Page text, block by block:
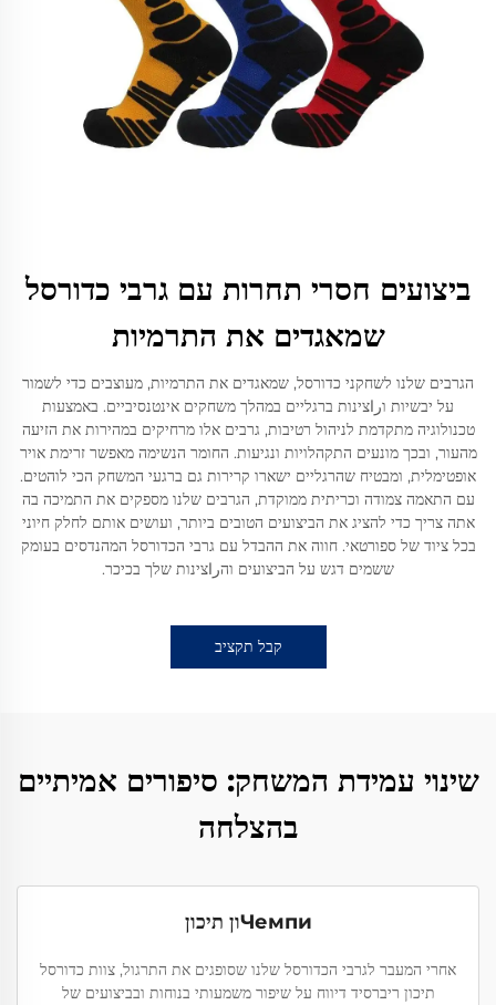
ביצועים חסרי תחרות עם גרבי כדורסל
שמאגדים את התרמיות
הגרבים שלנו לשחקני כדורסל, שמאגדים את התרמיות, מעוצבים כדי לשמור
על יבשיות וراצינות ברגליים במהלך משחקים אינטנסיביים. באמצעות
טכנולוגיה מתקדמת לניהול רטיבות, גרבים אלו מרחיקים במהירות את הזיעה
מהעור, ובכך מונעים התקהלויות ונגיעות. החומר הנשימה מאפשר זרימת אויר
אופטימלית, ומבטיח שהרגליים ישארו קרירות גם ברגעי המשחק הכי לוהטים.
עם התאמה צמודה וכריתית ממוקדת, הגרבים שלנו מספקים את התמיכה בה
אתה צריך כדי להציג את הביצועים הטובים ביותר, ועושים אותם לחלק חיוני
בכל ציוד של ספורטאי. חווה את ההבדל עם גרבי הכדורסל המהנדסים בעומק
ששמים דגש על הביצועים והراצינות שלך בכיכר.
קבל תקציב
שינוי עמידת המשחק: סיפורים אמיתיים
בהצלחה
Чемпиון תיכון
אחרי המעבר לגרבי הכדורסל שלנו שסופגים את התרגול, צוות כדורסל
תיכון ריברסיד דיווח על שיפור משמעותי בנוחות ובביצועים של